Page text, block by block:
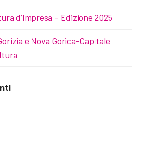
d’Impresa – Edizione 2025
e Nova Gorica-Capitale